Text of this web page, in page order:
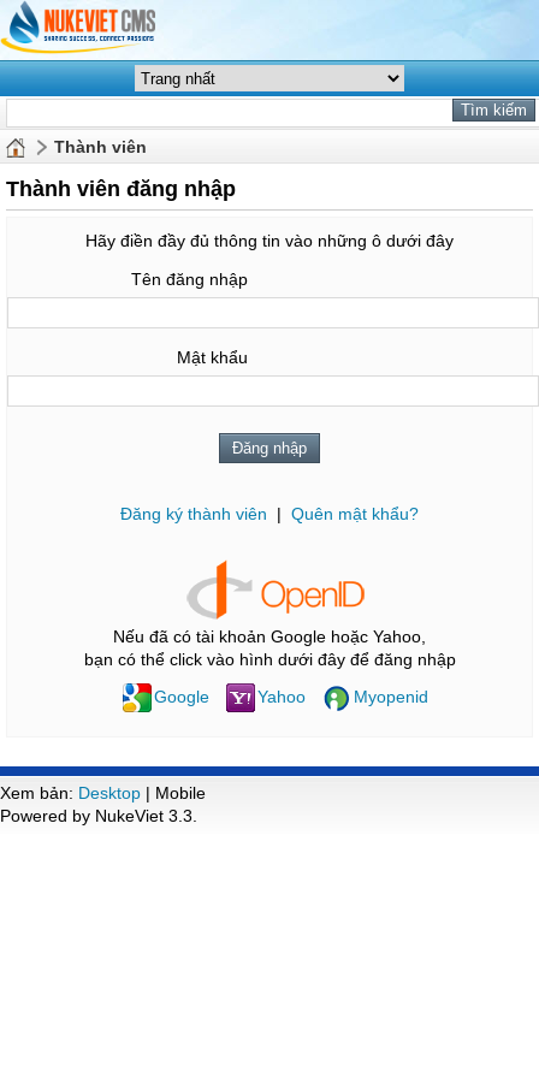
Thành viên
Thành viên đăng nhập
Hãy điền đầy đủ thông tin vào những ô dưới đây
Tên đăng nhập
Mật khẩu
Đăng ký thành viên | Quên mật khẩu?
Nếu đã có tài khoản Google hoặc Yahoo,
bạn có thể click vào hình dưới đây để đăng nhập
Google
Yahoo Myopenid
Xem bản: Desktop | Mobile
Powered by NukeViet 3.3.